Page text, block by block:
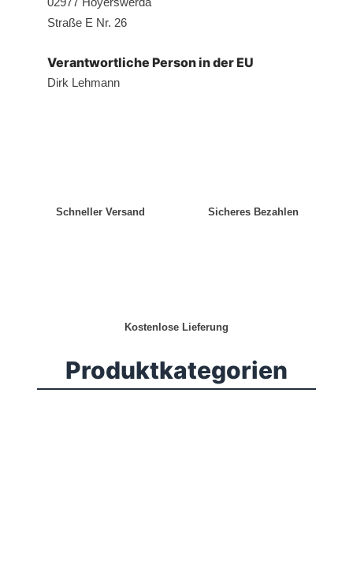
Straße E Nr. 26
Verantwortliche Person in der EU
Dirk Lehmann
Schneller Versand Sicheres Bezahlen
Kostenlose Lieferung
Produktkategorien